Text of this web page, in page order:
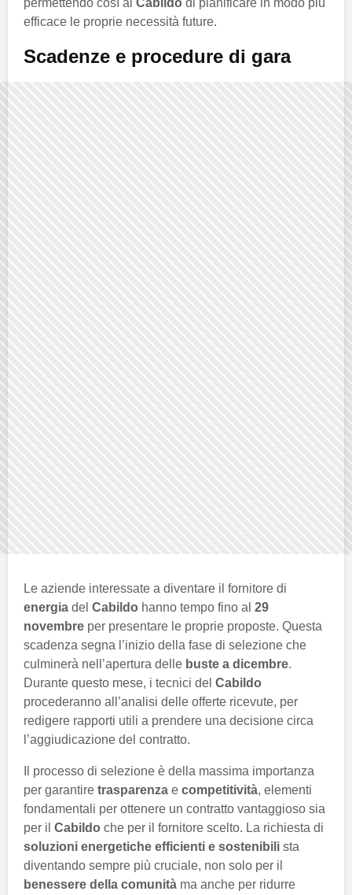
efficace le proprie necessità future.
Scadenze e procedure di gara
Le aziende interessate a diventare il fornitore di
energia del Cabildo hanno tempo fino al 29
novembre per presentare le proprie proposte. Questa
scadenza segna l’inizio della fase di selezione che
culminerà nell’apertura delle buste a dicembre.
Durante questo mese, i tecnici del Cabildo
procederanno all’analisi delle offerte ricevute, per
redigere rapporti utili a prendere una decisione circa
l’aggiudicazione del contratto.
Il processo di selezione è della massima importanza
per garantire trasparenza e competitività, elementi
fondamentali per ottenere un contratto vantaggioso sia
per il Cabildo che per il fornitore scelto. La richiesta di
soluzioni energetiche efficienti e sostenibili sta
diventando sempre più cruciale, non solo per il
benessere della comunità ma anche per ridurre